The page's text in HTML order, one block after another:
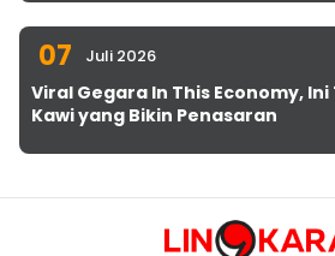
07 Juli 2026
Viral Gegara In This Economy,
Kawi yang Bikin Penasaran